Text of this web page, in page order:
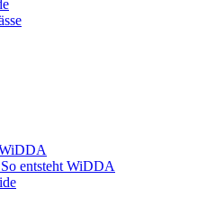
entsteht WiDDA